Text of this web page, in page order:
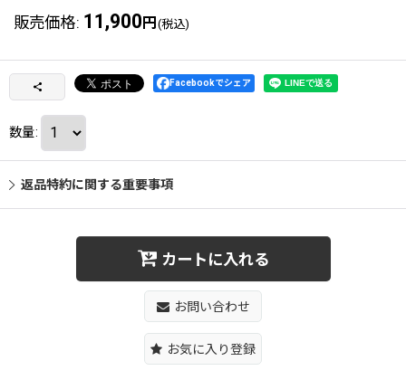
販売価格: 11,900 円 (税込)
Facebookでシェア
数量:
返品特約に関する重要事項
カートに入れる
お問い合わせ
お気に入り登録